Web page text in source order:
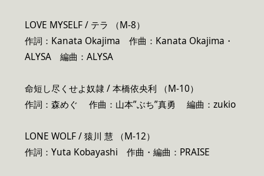
LOVE MYSELF / テラ （M-8）
作詞：Kanata Okajima 作曲：Kanata Okajima・
ALYSA 編曲：ALYSA
命短し尽くせよ奴隷 / 本橋依央利 （M-10）
作詞：森めぐ 作曲：山本”ぶち”真勇 編曲：zukio
LONE WOLF / 猿川 慧 （M-12）
作詞：Yuta Kobayashi 作曲・編曲：PRAISE